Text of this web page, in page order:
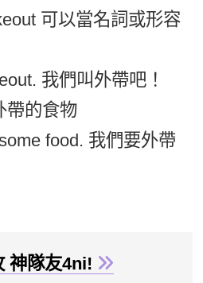
可以當名詞或形容
我們叫外帶吧！
帶的食物
food. 我們要外帶
神隊友4ni!